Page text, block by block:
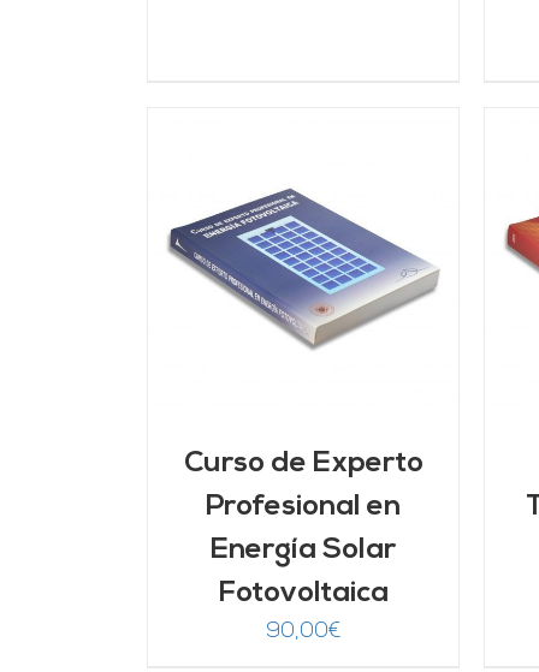
Curso de Experto
Profesional en
Energía Solar
Fotovoltaica
90,00€
AÑADIR AL CARRITO
/
DETALLES